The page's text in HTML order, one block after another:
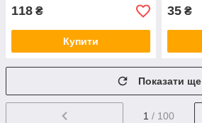
118 ₴
Купити
35 ₴
Показати ще
1 / 100